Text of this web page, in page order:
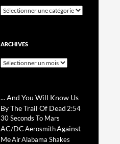
Catégories
ARCHIVES
Archives
... And You Will Know Us
By The Trail Of Dead 2:54
30 Seconds To Mars
AC/DCAerosmithAgainst
MeAirAlabama Shakes